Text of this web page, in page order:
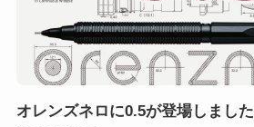
オレンズネロに0.5が登場しました